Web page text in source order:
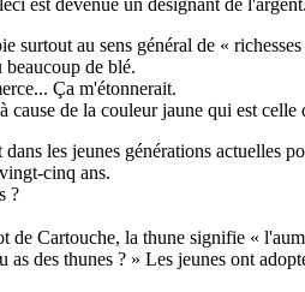
surtout au sens général de «
de blé.
Ça m'étonnerait.
de la couleur jaune qui est
les jeunes générations actuelles
cinq ans.
?
Cartouche, la thune signifie «
des thunes ? » Les jeunes ont